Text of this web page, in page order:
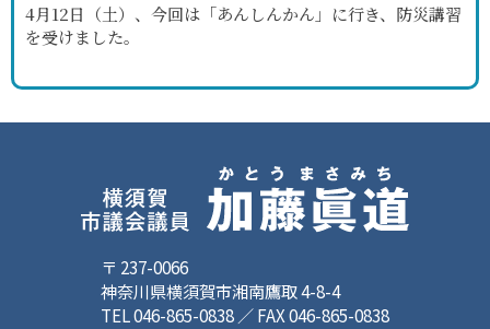
4月12日（土）、今回は「あんしんかん」に行き、防災講習
を受けました。
〒 237-0066
神奈川県横須賀市湘南鷹取 4-8-4
TEL 046-865-0838 ／ FAX 046-865-0838